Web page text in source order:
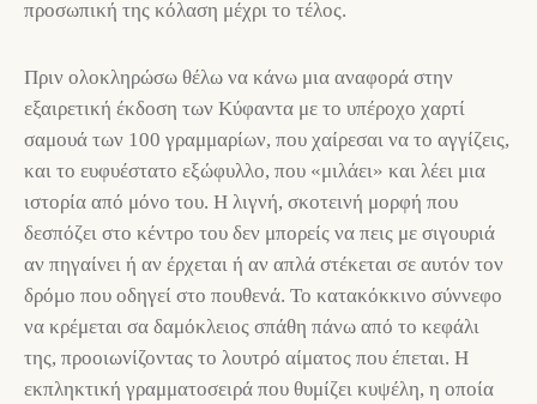
προσωπική της κόλαση μέχρι το τέλος.
Πριν ολοκληρώσω θέλω να κάνω μια αναφορά στην
εξαιρετική έκδοση των Κύφαντα με το υπέροχο χαρτί
σαμουά των 100 γραμμαρίων, που χαίρεσαι να το αγγίζεις,
και το ευφυέστατο εξώφυλλο, που «μιλάει» και λέει μια
ιστορία από μόνο του. Η λιγνή, σκοτεινή μορφή που
δεσπόζει στο κέντρο του δεν μπορείς να πεις με σιγουριά
αν πηγαίνει ή αν έρχεται ή αν απλά στέκεται σε αυτόν τον
δρόμο που οδηγεί στο πουθενά. Το κατακόκκινο σύννεφο
να κρέμεται σα δαμόκλειος σπάθη πάνω από το κεφάλι
της, προοιωνίζοντας το λουτρό αίματος που έπεται. Η
εκπληκτική γραμματοσειρά που θυμίζει κυψέλη, η οποία